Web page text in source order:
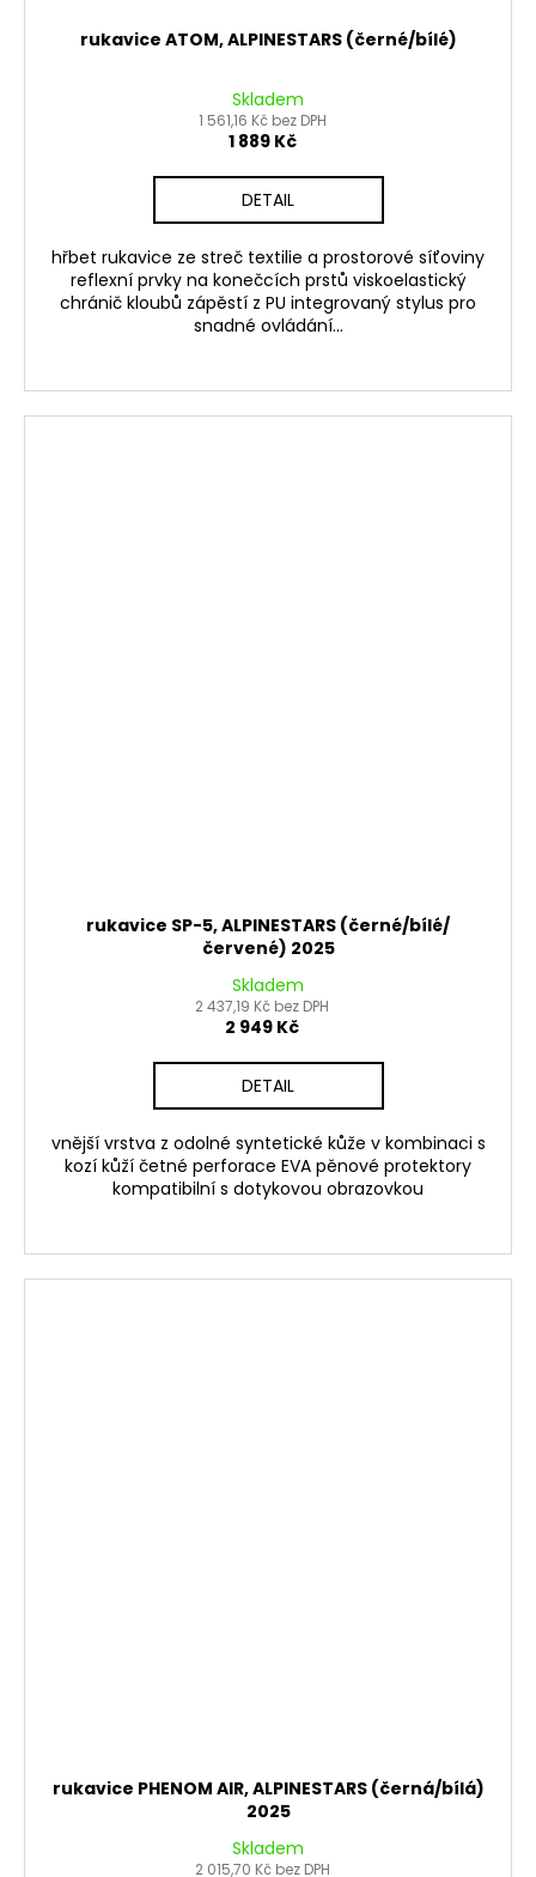
rukavice ATOM, ALPINESTARS (černé/bílé)
Skladem
1 561,16 Kč bez DPH
1 889 Kč
DETAIL
hřbet rukavice ze streč textilie a prostorové síťoviny
reflexní prvky na konečcích prstů viskoelastický
chránič kloubů zápěstí z PU integrovaný stylus pro
snadné ovládání...
rukavice SP-5, ALPINESTARS (černé/bílé/
červené) 2025
Skladem
2 437,19 Kč bez DPH
2 949 Kč
DETAIL
vnější vrstva z odolné syntetické kůže v kombinaci s
kozí kůží četné perforace EVA pěnové protektory
kompatibilní s dotykovou obrazovkou
rukavice PHENOM AIR, ALPINESTARS (černá/bílá)
2025
Skladem
2 015,70 Kč bez DPH